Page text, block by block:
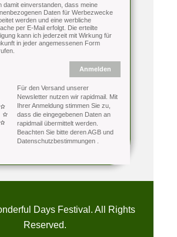
damit einverstanden, dass meine
Daten für Werbezwecke
werden und eine werbliche
per E-Mail erfolgt. Die erteilte
kann ich jederzeit mit Wirkung für
in jeder angemessenen Form
Anmelden
Für den Versand unserer
Newsletter nutzen wir rapidmail. Mit
Ihrer Anmeldung stimmen Sie zu,
dass die eingegebenen Daten an
rapidmail übermittelt werden.
Beachten Sie bitte derenAGB und
Datenschutzbestimmungen
Days Festival. All Rights
Reserved.